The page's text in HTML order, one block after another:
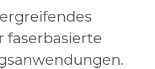
faserbasierte